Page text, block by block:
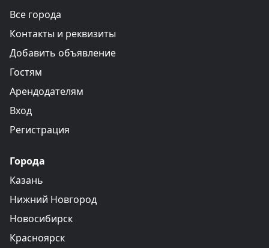
Все города
Контакты и реквизиты
Добавить объявление
Гостям
Арендодателям
Вход
Регистрация
Города
Казань
Нижний Новгород
Новосибирск
Красноярск